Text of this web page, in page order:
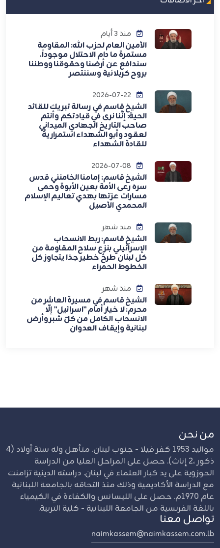
منذ 3 أيام
الأمين العام لحزب الله: المقاومة
مستمرة ما دام الاحتلال موجوداً،
سندافع عن أرضنا وحقوقنا ووطننا
بروح كربلائية وسننتصر
الشيخ قاسم في رسالة تبريك للقائد
الحية: إنَّنا نرى في قيادتكم وأنتم
صاحب التاريخ الجهادي الميداني
لعقود وأبو الشهداء استمراريةً
للقادة الشهداء
الشيخ قاسم: إمامنا الخامنئي قدس
سره رعى الأمة بعين الأبوة وحمى
مسارات عزتها بهدي تعاليم الإسلام
المحمدي الأصيل
منذ شهر
الشيخ قاسم: ربط الانسحاب
الإسرائيلي بنزع سلاح المقاومة من
كل لبنان طرحٌ خطير جدًا يتجاوز كل
الخطوط الحمراء
منذ شهر
الشيخ قاسم في مسيرة العاشر من
محرم: لا خيار أمام "اسرائيل" إلّا
الانسحاب الكامل من كلّ شبر وأرض
لبنانية وإيقاف العدوان
من نحن
مواليد 1953 كفر فيلا - جنوب لبنان. متأهل وله ستة أولاد (4
ذكور ،2 إناث). حصل على المراحل العليا من الدراسة
الحوزوية على يد كبار العلماء في لبنان. دراسته الدينية تزامنت
مع الدراسة الأكاديمية وذلك منذ التحاقه بالجامعة اللبنانية
عام 1970م. حصل على الليسانس والكفاءة في الكيمياء
باللغة الفرنسية من الجامعة اللبنانية - كلية التربية.
تواصل معنا
naimkassem@naimkassem.com.lb